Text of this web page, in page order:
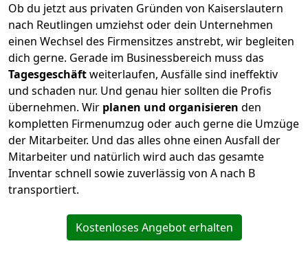
Ob du jetzt aus privaten Gründen von Kaiserslautern
nach Reutlingen umziehst oder dein Unternehmen
einen Wechsel des Firmensitzes anstrebt, wir begleiten
dich gerne. Gerade im Businessbereich muss das
Tagesgeschäftweiterlaufen, Ausfälle sind ineffektiv
und schaden nur. Und genau hier sollten die Profis
übernehmen. Wir planen und organisieren den
kompletten Firmenumzug oder auch gerne die Umzüge
der Mitarbeiter. Und das alles ohne einen Ausfall der
Mitarbeiter und natürlich wird auch das gesamte
Inventar schnell sowie zuverlässig von A nach B
transportiert.
Kostenloses Angebot erhalten